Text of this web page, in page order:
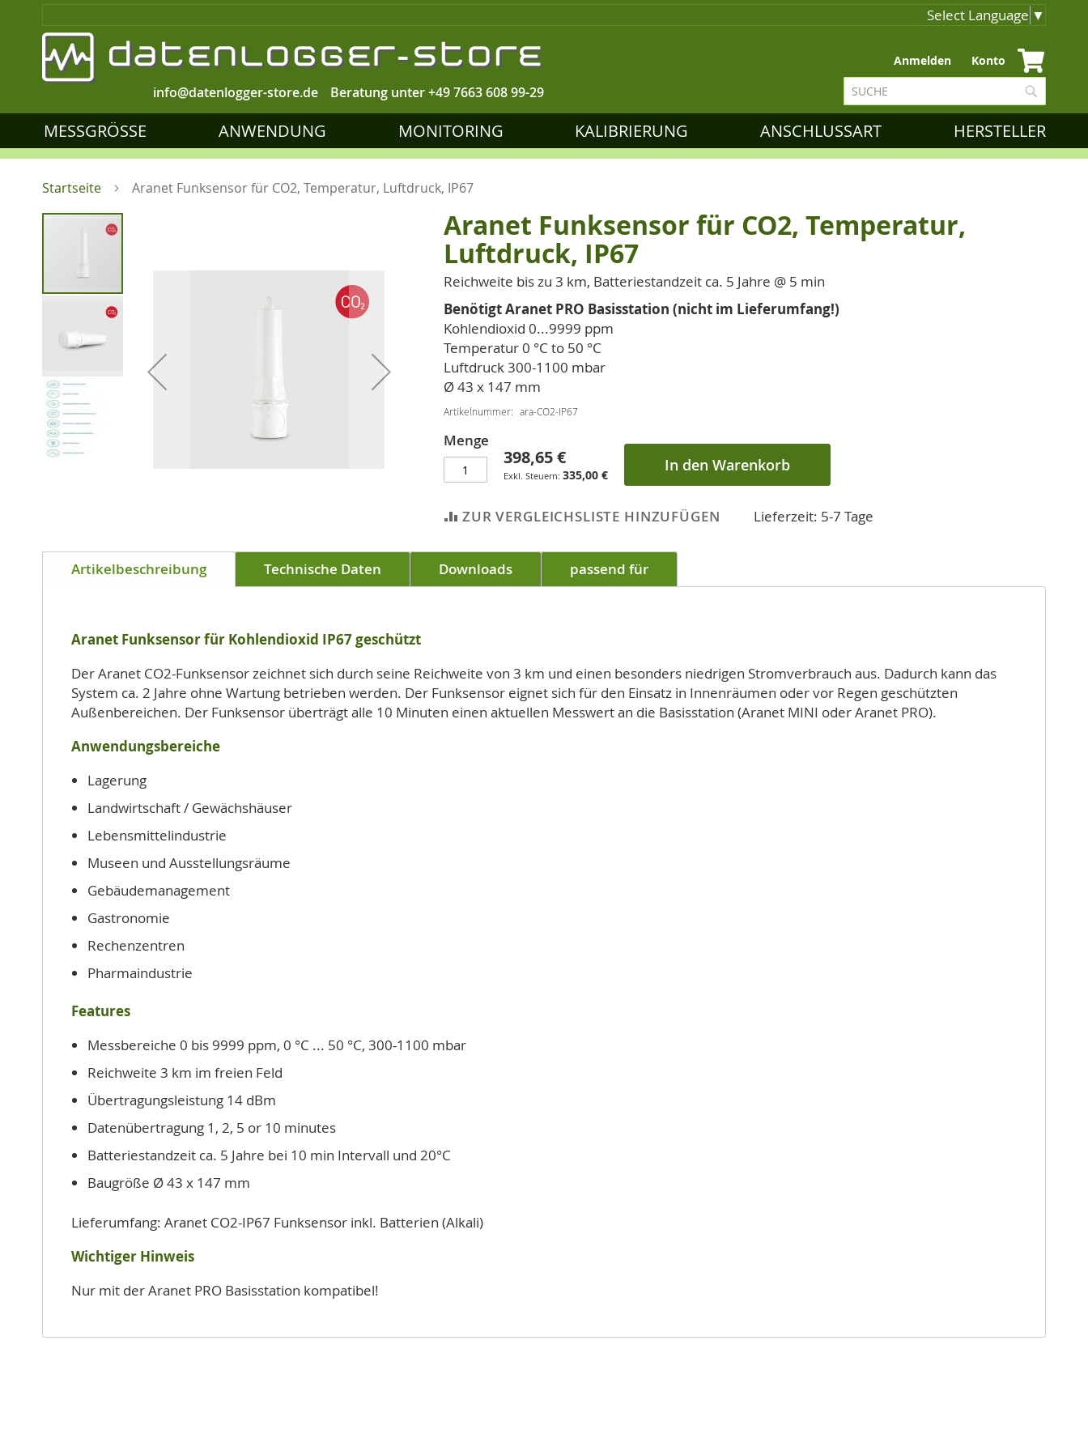
Select Language ▼
Beratung unter+49 7663 608 99-29
info@datenlogger-store.de
Zum
Inhalt
springen
Anmelden Konto
Suche
MESSGRÖSSE ANWENDUNG MONITORING KALIBRIERUNG ANSCHLUSSART HERSTELLER
Startseite Aranet Funksensor für CO2, Temperatur, Luftdruck, IP67
Zum
Bildgalerie
springen
Anfang
Aranet Funksensor für CO2, Temperatur,
Luftdruck, IP67
Reichweite bis zu 3 km, Batteriestandzeit ca. 5 Jahre @ 5 min
Benötigt Aranet PRO Basisstation (nicht im Lieferumfang!)
Kohlendioxid 0...9999 ppm
Temperatur 0 °C to 50 °C
Luftdruck 300-1100 mbar
Ø 43 x 147 mm
Artikelnummer ara-CO2-IP67
Menge
398,65 €
335,00 € In den Warenkorb
ZUR VERGLEICHSLISTE HINZUFÜGEN Lieferzeit: 5-7 Tage
Artikelbeschreibung Technische Daten Downloads passend für
Aranet Funksensor für Kohlendioxid IP67 geschützt
Der Aranet CO2-Funksensor zeichnet sich durch seine Reichweite von 3 km und einen besonders niedrigen Stromverbrauch aus. Dadurch kann das
System ca. 2 Jahre ohne Wartung betrieben werden. Der Funksensor eignet sich für den Einsatz in Innenräumen oder vor Regen geschützten
Außenbereichen. Der Funksensor überträgt alle 10 Minuten einen aktuellen Messwert an die Basisstation (Aranet MINI oder Aranet PRO).
Anwendungsbereiche
Lagerung
Landwirtschaft / Gewächshäuser
Lebensmittelindustrie
Museen und Ausstellungsräume
Gebäudemanagement
Gastronomie
Rechenzentren
Pharmaindustrie
Features
Messbereiche 0 bis 9999 ppm, 0 °C ... 50 °C, 300-1100 mbar
Reichweite 3 km im freien Feld
Übertragungsleistung 14 dBm
Datenübertragung 1, 2, 5 or 10 minutes
Batteriestandzeit ca. 5 Jahre bei 10 min Intervall und 20°C
Baugröße Ø 43 x 147 mm
Lieferumfang: Aranet CO2-IP67 Funksensor inkl. Batterien (Alkali)
Wichtiger Hinweis
Nur mit der Aranet PRO Basisstation kompatibel!